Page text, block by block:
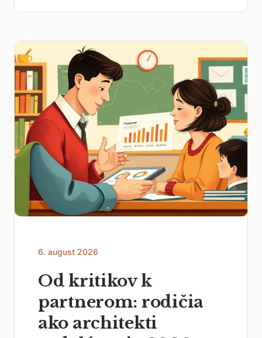
6. august 2026
Od kritikov k
partnerom: rodičia
ako architekti